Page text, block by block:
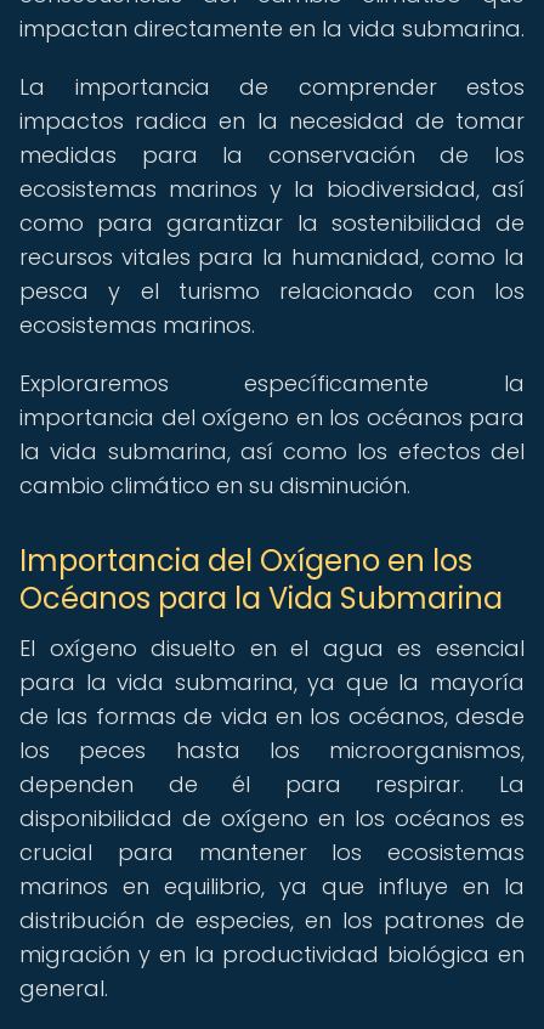
impactan directamente en la vida submarina.
La importancia de comprender estos
impactos radica en la necesidad de tomar
medidas para la conservación de los
ecosistemas marinos y la biodiversidad, así
como para garantizar la sostenibilidad de
recursos vitales para la humanidad, como la
pesca y el turismo relacionado con los
ecosistemas marinos.
Exploraremos específicamente la
importancia del oxígeno en los océanos para
la vida submarina, así como los efectos del
cambio climático en su disminución.
Importancia del Oxígeno en los
Océanos para la Vida Submarina
El oxígeno disuelto en el agua es esencial
para la vida submarina, ya que la mayoría
de las formas de vida en los océanos, desde
los peces hasta los microorganismos,
dependen de él para respirar. La
disponibilidad de oxígeno en los océanos es
crucial para mantener los ecosistemas
marinos en equilibrio, ya que influye en la
distribución de especies, en los patrones de
migración y en la productividad biológica en
general.